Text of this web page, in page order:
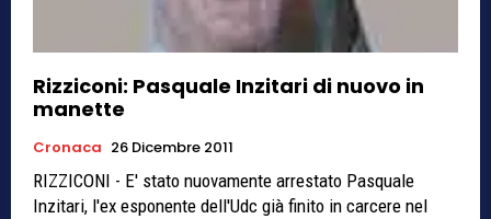
Rizziconi: Pasquale Inzitari di nuovo in
manette
Cronaca 26 Dicembre 2011
RIZZICONI - E' stato nuovamente arrestato Pasquale
Inzitari, l'ex esponente dell'Udc già finito in carcere nel